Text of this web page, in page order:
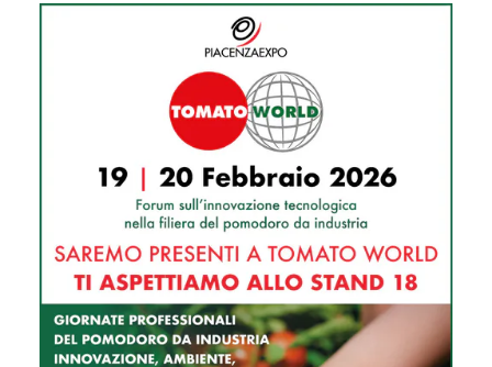
ACCESSO XMS
MOD. 231 – CODICE ETICO
IL NOSTRO MONDO